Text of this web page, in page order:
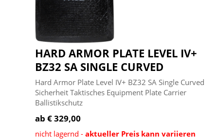
HARD ARMOR PLATE LEVEL IV+
BZ32 SA SINGLE CURVED
Hard Armor Plate Level IV+ BZ32 SA Single Curved
Sicherheit Taktisches Equipment Plate Carrier
Ballistikschutz
ab € 329,00
nicht lagernd -aktueller Preis kann variieren